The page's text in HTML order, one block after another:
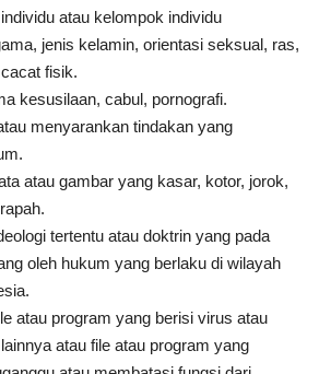
atau kelompok individu
jenis kelamin, orientasi seksual, ras,
fisik.
kesusilaan, cabul, pornografi.
menyarankan tindakan yang
atau gambar yang kasar, kotor, jorok,
tertentu atau doktrin yang pada
oleh hukum yang berlaku di wilayah
atau program yang berisi virus atau
atau file atau program yang